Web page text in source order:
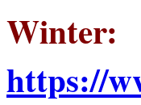
Winter:
https://